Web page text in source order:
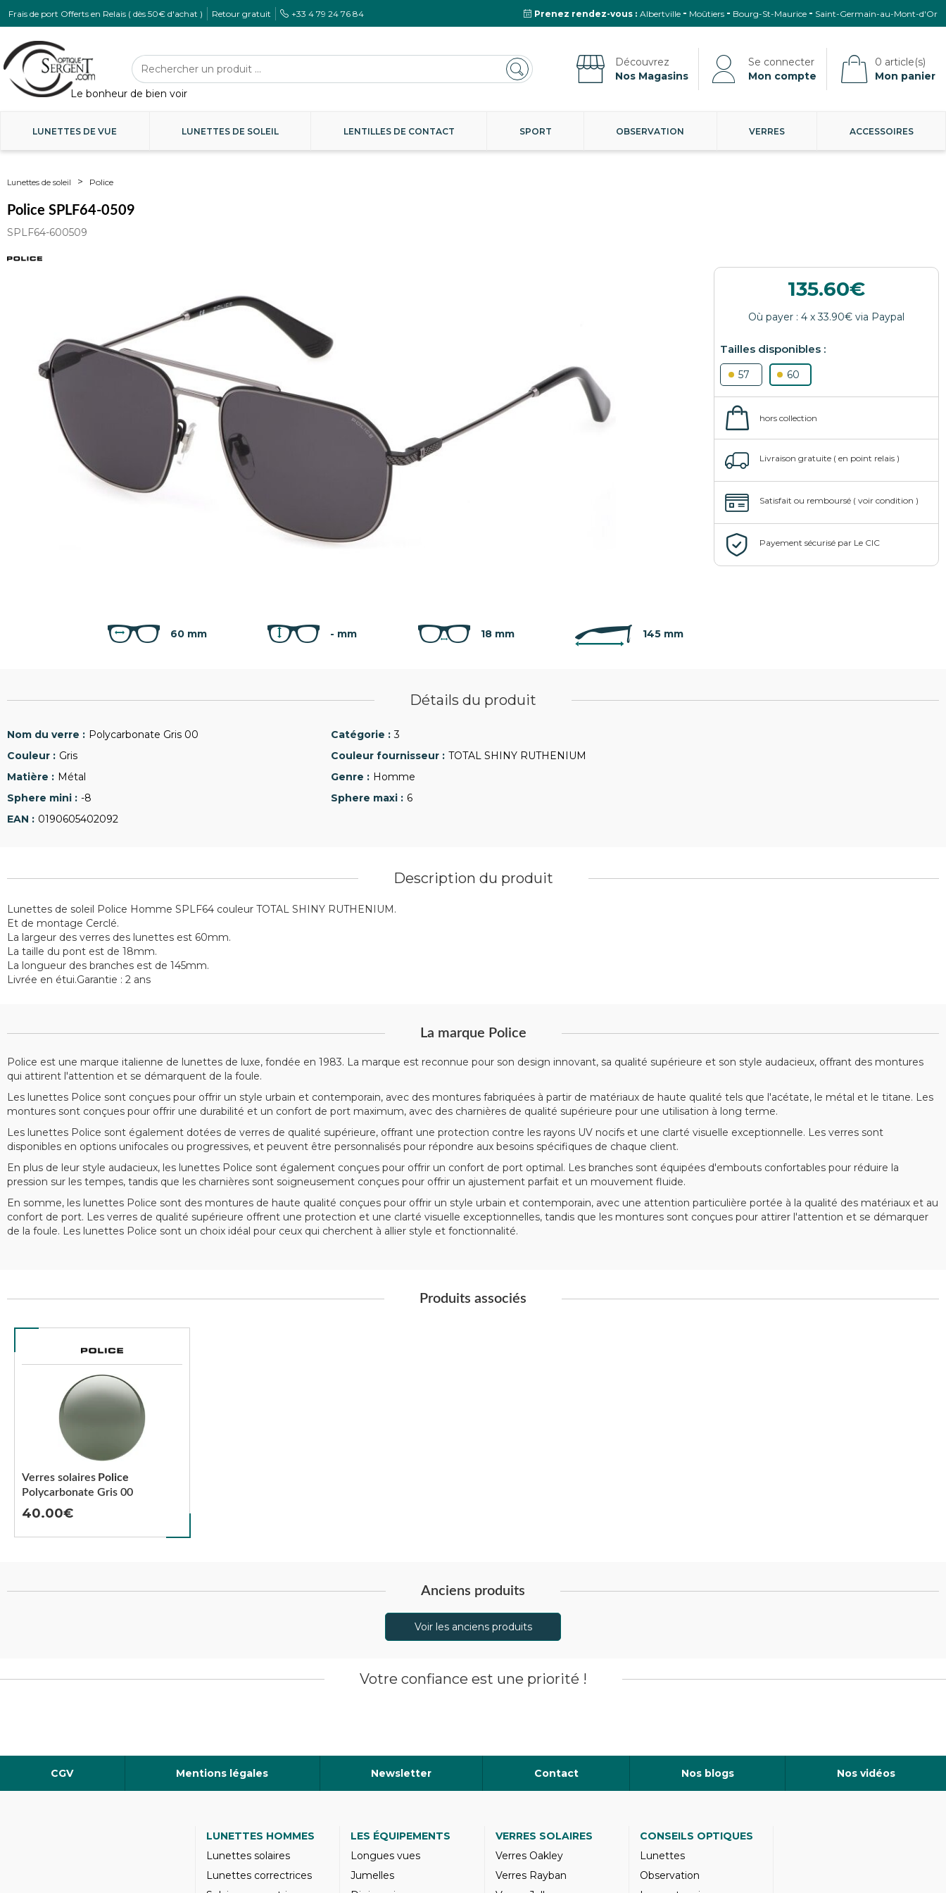
Frais de port Offerts en Relais ( dès 50€ d'achat ) Retour gratuit +33 4 79 24 76 84 Prenez rendez-vous : Albertville Moûtiers Bourg-St-Maurice Saint-Germain-au-Mont-d'Or
Nos Magasins Mon compte Mon panier
LUNETTES DE VUE LUNETTES DE SOLEIL LENTILLES DE CONTACT SPORT OBSERVATION VERRES ACCESSOIRES
Lunettes de soleil Police
Police SPLF64-0509
SPLF64-600509
60 mm - mm 18 mm 145 mm
135.60
57 60
Détails du produit
Polycarbonate Gris 00
3
Gris
TOTAL SHINY RUTHENIUM
Métal
Homme
-8
6
0190605402092
Description du produit
Lunettes de soleil Police Homme SPLF64 couleur TOTAL SHINY RUTHENIUM.
Et de montage Cerclé.
La largeur des verres des lunettes est 60mm.
La taille du pont est de 18mm.
La longueur des branches est de 145mm.
Livrée en étui.Garantie : 2 ans
La marque Police
Police est une marque italienne de lunettes de luxe, fondée en 1983. La marque est reconnue pour son design innovant, sa qualité supérieure et son style audacieux, offrant des montures
qui attirent l'attention et se démarquent de la foule.
Les lunettes Police sont conçues pour offrir un style urbain et contemporain, avec des montures fabriquées à partir de matériaux de haute qualité tels que l'acétate, le métal et le titane. Les
montures sont conçues pour offrir une durabilité et un confort de port maximum, avec des charnières de qualité supérieure pour une utilisation à long terme.
Les lunettes Police sont également dotées de verres de qualité supérieure, offrant une protection contre les rayons UV nocifs et une clarté visuelle exceptionnelle. Les verres sont
disponibles en options unifocales ou progressives, et peuvent être personnalisés pour répondre aux besoins spécifiques de chaque client.
En plus de leur style audacieux, les lunettes Police sont également conçues pour offrir un confort de port optimal. Les branches sont équipées d'embouts confortables pour réduire la
pression sur les tempes, tandis que les charnières sont soigneusement conçues pour offrir un ajustement parfait et un mouvement fluide.
En somme, les lunettes Police sont des montures de haute qualité conçues pour offrir un style urbain et contemporain, avec une attention particulière portée à la qualité des matériaux et au
confort de port. Les verres de qualité supérieure offrent une protection et une clarté visuelle exceptionnelles, tandis que les montures sont conçues pour attirer l'attention et se démarquer
de la foule. Les lunettes Police sont un choix idéal pour ceux qui cherchent à allier style et fonctionnalité.
Produits associés
Polycarbonate Gris 00
Verres solaires Police
40.00
Anciens produits
Voir les anciens produits
Votre confiance est une priorité !
CGV Mentions légales Newsletter Contact Nos blogs Nos vidéos
LUNETTES HOMMES
Lunettes solaires
Lunettes correctrices
LES ÉQUIPEMENTS
Longues vues
Jumelles
VERRES SOLAIRES
Verres Oakley
Verres Rayban
CONSEILS OPTIQUES
Lunettes
Observation